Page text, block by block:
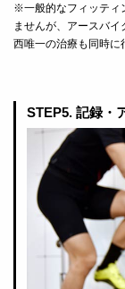
※一般的なフィッティ
ませんが、アースバ
西唯一の治療も同時に
STEP5. 記録・